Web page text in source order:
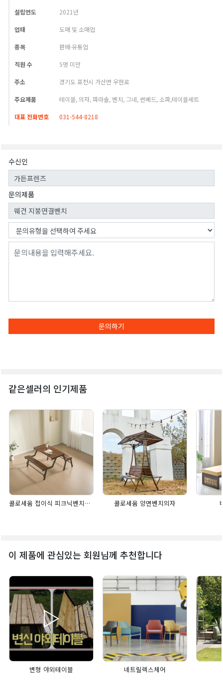
설립연도 2021년
업태 도매 및 소매업
종목 판매·유통업
직원 수 5명 미만
주소 경기도 포천시 가산면 우현로
주요제품 테이블, 의자, 파라솔, 벤치, 그네, 썬베드, 소파,테이블세트
대표 전화번호 031-544-8218
수신인
문의제품
문의하기
같은셀러의 인기제품
콜로세움 접이식 피크닉벤치의자 콜로세움 양면벤치의자
이 제품에 관심있는 회원님께 추천합니다
변형 야외테이블 네트릴렉스체어